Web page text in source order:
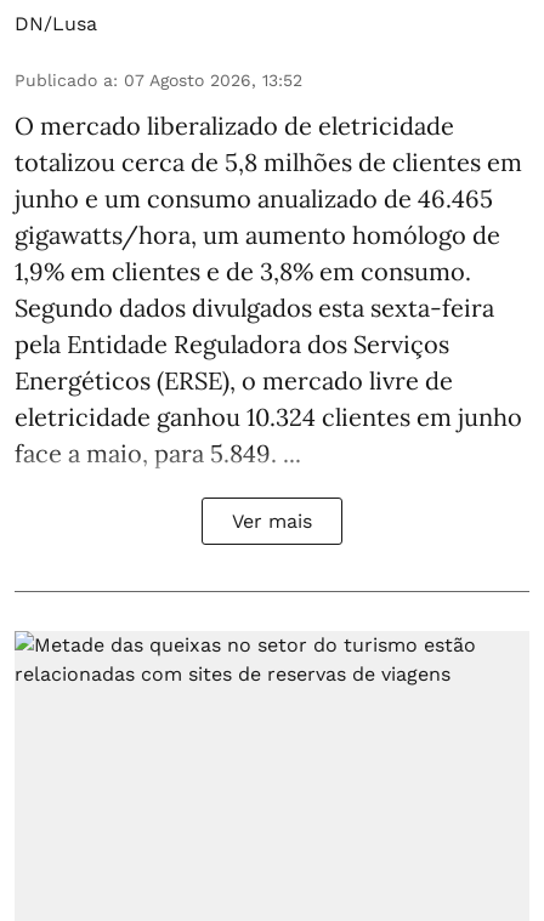
DN/Lusa
Publicado a: 07 Agosto 2026, 13:52
O mercado liberalizado de eletricidade
totalizou cerca de 5,8 milhões de clientes em
junho e um consumo anualizado de 46.465
gigawatts/hora, um aumento homólogo de
1,9% em clientes e de 3,8% em consumo.
Segundo dados divulgados esta sexta-feira
pela Entidade Reguladora dos Serviços
Energéticos (ERSE), o mercado livre de
eletricidade ganhou 10.324 clientes em junho
face a maio, para 5.849. ...
Ver mais